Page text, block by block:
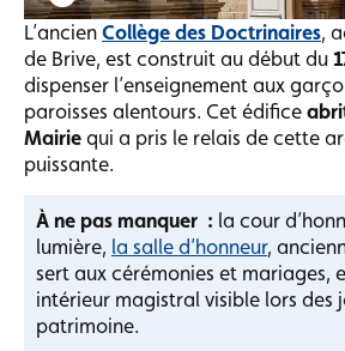
L’ancien Collège des Doctrinaires,
de Brive, est construit au début du
dispenser l’enseignement aux
paroisses alentours. Cet édifice
Mairie qui a pris le relais de cette
puissante.
À ne pas manquer : la cour
lumière, la salle d’honneur,
sert aux cérémonies et mariages,
intérieur magistral visible lors des
patrimoine.